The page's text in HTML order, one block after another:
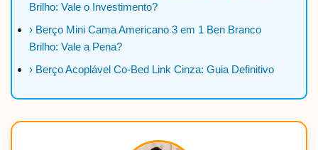
Brilho: Vale o Investimento?
› Berço Mini Cama Americano 3 em 1 Ben Branco
Brilho: Vale a Pena?
› Berço Acoplável Co-Bed Link Cinza: Guia Definitivo